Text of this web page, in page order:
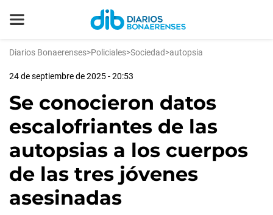
Diarios Bonaerenses>Policiales>Sociedad>autopsia
24 de septiembre de 2025 - 20:53
Se conocieron datos
escalofriantes de las
autopsias a los cuerpos
de las tres jóvenes
asesinadas